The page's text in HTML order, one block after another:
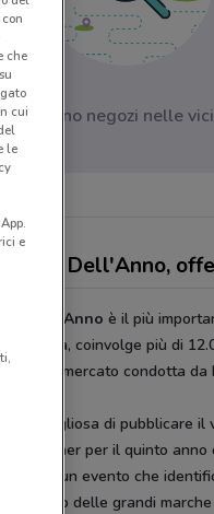
ci sono negozi nelle
Dell'Anno,
Dell'Anno è il più
in Italia, coinvolge più di
di mercato condotta da
è orgogliosa di pubblicare il
partner per il quinto anno
, un evento che
prodotto delle grandi
che
cui
le
e